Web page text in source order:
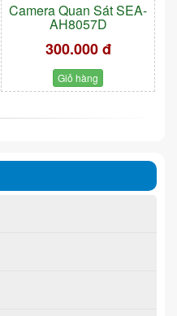
Camera Quan Sát SEA-
AH8057D
300.000 đ
Giỏ hàng